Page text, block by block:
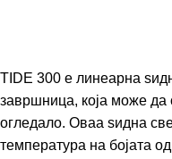
TIDE 300 е линеарна
завршница, која може да
огледало. Оваа ѕидна
температура на бојата